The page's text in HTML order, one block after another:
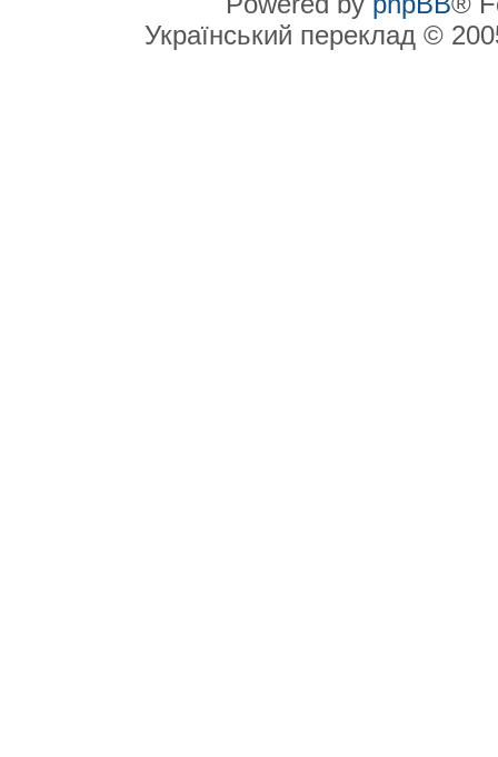
Український переклад ©